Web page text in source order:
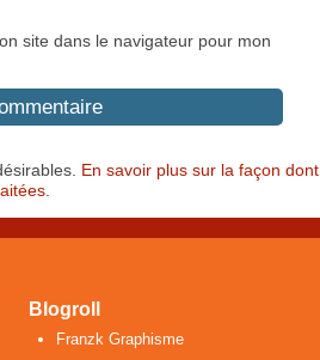
site dans le navigateur pour mon
En savoir plus sur la façon dont
Blogroll
Franzk Graphisme